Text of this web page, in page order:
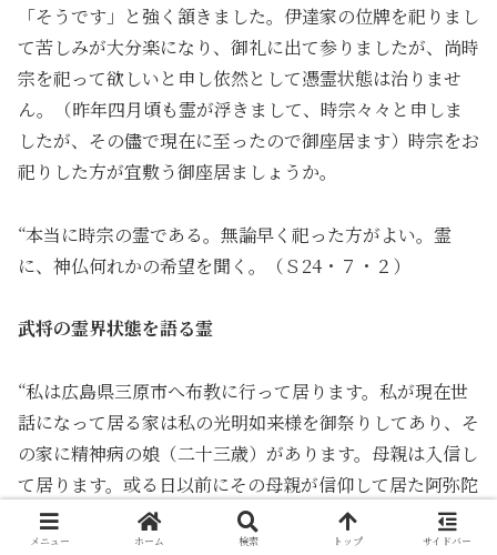
「そうです」と強く頷きました。伊達家の位牌を祀りまし
て苦しみが大分楽になり、御礼に出て参りましたが、尚時
宗を祀って欲しいと申し依然として憑霊状態は治りませ
ん。（昨年四月頃も霊が浮きまして、時宗々々と申しま
したが、その儘で現在に至ったので御座居ます）時宗をお
祀りした方が宜敷う御座居ましょうか。
“本当に時宗の霊である。無論早く祀った方がよい。霊
に、神仏何れかの希望を聞く。（Ｓ24・７・２）
武将の霊界状態を語る霊
“私は広島県三原市へ布教に行って居ります。私が現在世
話になって居る家は私の光明如来様を御祭りしてあり、そ
の家に精神病の娘（二十三歳）があります。母親は入信し
て居ります。或る日以前にその母親が信仰して居た阿弥陀
様の行者が突然にやって来て、御経を唱へて居る中に急に
その娘に霊が憑り、遂に私と一問一答をやってしまひまし
メニュー ホーム 検索 トップ サイドバー